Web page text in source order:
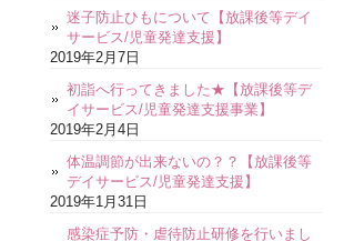
迷子防止ひもについて【放課後等デイ
サービス/児童発達支援】
2019年2月7日
初詣へ行ってきました★【放課後等デ
イサービス/児童発達支援事業】
2019年2月4日
体温調節が出来ないの？？【放課後等
デイサービス/児童発達支援】
2019年1月31日
感染症予防・虐待防止研修を行いまし